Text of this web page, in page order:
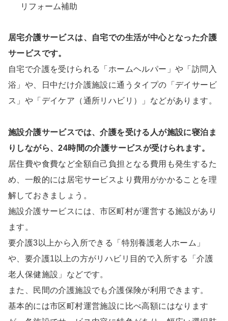
リフォーム補助
居宅介護サービスは、自宅での生活が中心となった介護
サービスです。
自宅で介護を受けられる「ホームヘルパー」や「訪問入
浴」や、日中だけ介護施設に通うタイプの「デイサービ
ス」や「デイケア（通所リハビリ）」などがあります。
施設介護サービスでは、介護を受ける人が施設に寝泊ま
りしながら、24時間の介護サービスが受けられます。
居住費や食費など全額自己負担となる費用も発生するた
め、一般的には居宅サービスより費用がかかることを理
解しておきましょう。
施設介護サービスには、市区町村が運営する施設があり
ます。
要介護3以上から入所できる「特別養護老人ホーム」
や、要介護1以上の方がリハビリ目的で入所する「介護
老人保健施設」などです。
また、民間の介護施設でも介護保険が利用できます。
基本的には市区町村運営施設に比べ高額にはなります